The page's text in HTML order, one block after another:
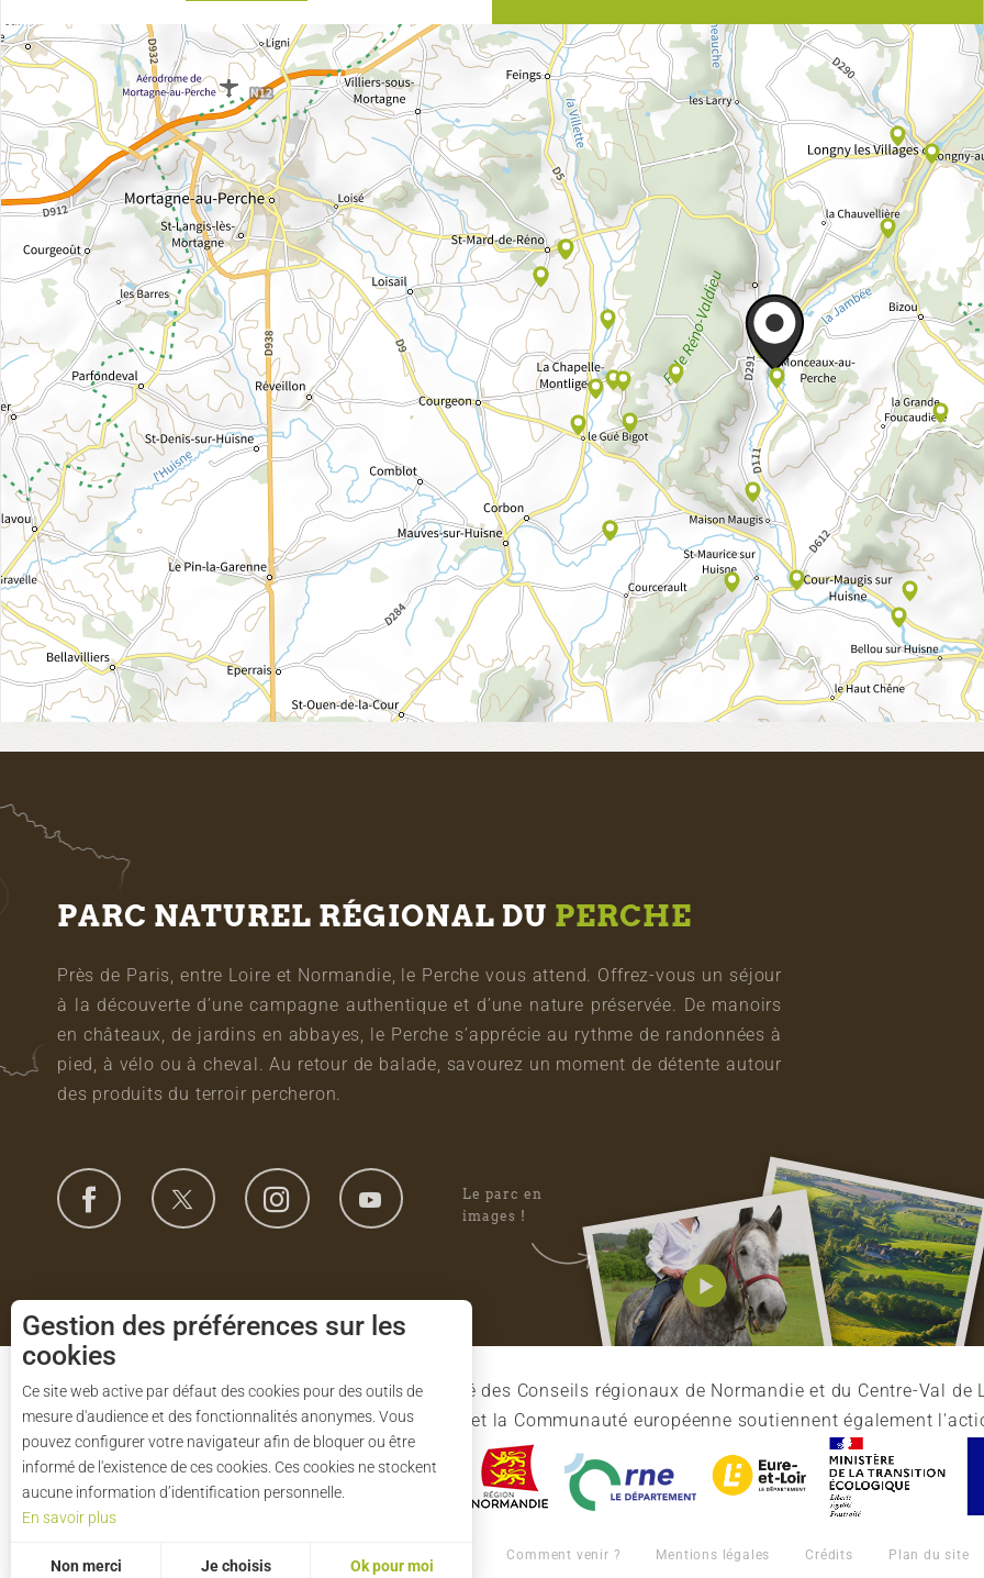
PARC NATUREL RÉGIONAL DU PERCHE
Près de Paris, entre Loire et Normandie, le Perche vous attend. Offrez-vous un séjour
à la découverte d’une campagne authentique et d’une nature préservée. De manoirs
en châteaux, de jardins en abbayes, le Perche s’apprécie au rythme de randonnées à
pied, à vélo ou à cheval. Au retour de balade, savourez un moment de détente autour
des produits du terroir percheron.
Le parc en
images !
Le Syndicat Mixte de gestion du Parc est composé des Conseils régionaux de Normandie et du Centre-Val de
l'Eure-et-Loir et des 91 communes du Parc. L'Etat et la Communauté européenne soutiennent également
Comment venir ? Mentions légales Crédits Plan du site
Gestion des préférences sur les
cookies
Ce site web active par défaut des cookies pour des outils de
mesure d'audience et des fonctionnalités anonymes. Vous
pouvez configurer votre navigateur afin de bloquer ou être
informé de l'existence de ces cookies. Ces cookies ne stockent
aucune information d’identification personnelle.
En savoir plus
Non merci Je choisis Ok pour moi